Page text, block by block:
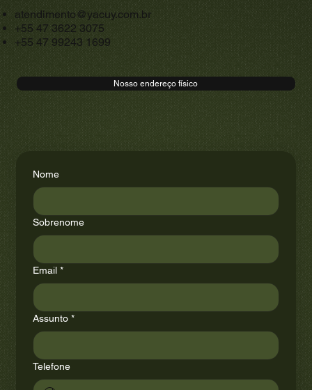
Nome
Sobrenome
Email *
Assunto *
Telefone
atendimento@yacuy.com.br
+55 47 3622 3075
+55 47 99243 1699
Nosso endereço físico